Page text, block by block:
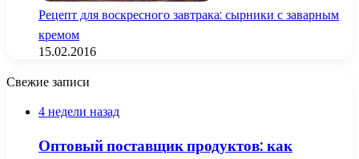
Рецепт для воскресного завтрака: сырники с заварным
кремом
15.02.2016
Свежие записи
4 недели назад
Оптовый поставщик продуктов: как